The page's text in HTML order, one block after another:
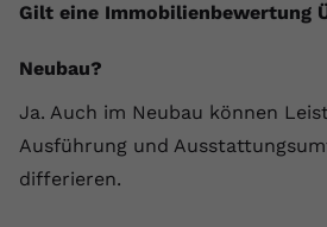
Gilt eine Immobilienbewertung
Neubau?
Ja. Auch im Neubau können
Ausführung und
differieren.